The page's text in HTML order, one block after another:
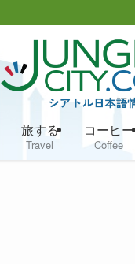
旅する
Travel
コーヒー
Coffee